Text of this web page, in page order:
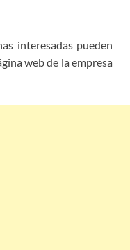
interesadas pueden
web de la empresa